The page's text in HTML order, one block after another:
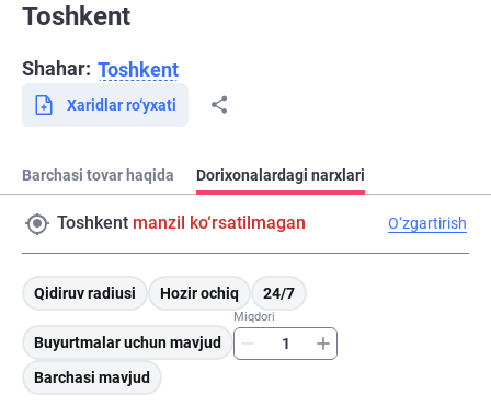
Toshkent
Shahar: Toshkent
Xaridlar ro‘yxati
Barchasi tovar haqida Dorixonalardagi narxlari
Toshkent manzil ko‘rsatilmagan O‘zgartirish
Qidiruv radiusi Hozir ochiq 24/7
Buyurtmalar uchun mavjud
Miqdori
Barchasi mavjud